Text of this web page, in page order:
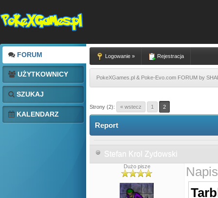
FORUM
UŻYTKOWNICY
SZUKAJ
KALENDARZ
Logowanie » Rejestracja
PokeXGames.pl & Poke-Evo.com FORUM by
Strony (2): « wstecz 1 2
Report
Stefan Krol Zydowski
Dużo pisze